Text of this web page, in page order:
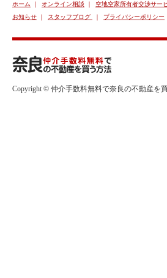
ホーム ｜ オンライン相談 ｜ 空地空家所有者交渉サー
お知らせ ｜ スタッフブログ ｜ プライバシーポリシー
Copyright © 仲介手数料無料で奈良の不動産を